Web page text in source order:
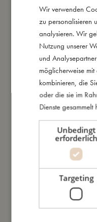
Daraus bin ich gemacht
So kannst Du mich
Meine Daten
Das
Wir verwenden
zu personalisieren
analysieren. Wir
Nutzung unserer
und
möglicherweise
kombinieren, die
oder die sie im
Dienste gesammelt
Unbedingt
erforderlich
Targeting